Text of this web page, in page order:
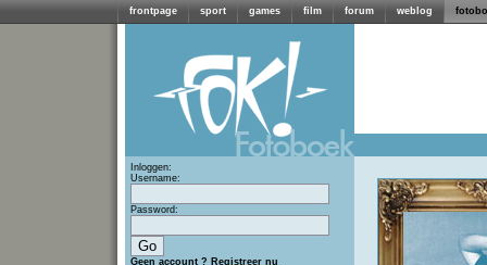
frontpage sport games film forum weblog
Inloggen:
Username:
Password:
Geen account ? Registreer nu